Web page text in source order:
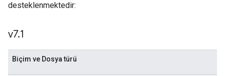
desteklenmektedir:
v7.1
Biçim ve Dosya türü